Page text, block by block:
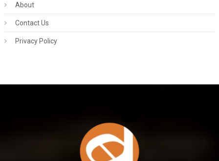
About
Contact Us
Privacy Policy